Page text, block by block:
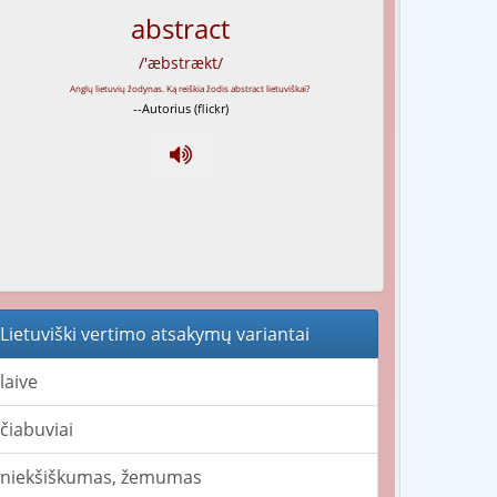
abstract
/'æbstrækt/
--Autorius (flickr)
Lietuviški vertimo atsakymų variantai
laive
čiabuviai
niekšiškumas, žemumas